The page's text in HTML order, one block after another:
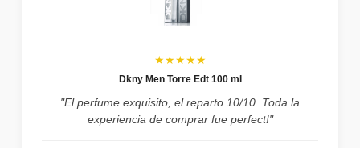
★★★★★
Dkny Men Torre Edt 100 ml
"El perfume exquisito, el reparto 10/10. Toda la
experiencia de comprar fue perfect!"